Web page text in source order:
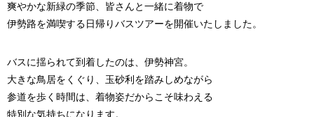
爽やかな新緑の季節、皆さんと一緒に着物で
伊勢路を満喫する日帰りバスツアーを開催いたしました。
バスに揺られて到着したのは、伊勢神宮。
大きな鳥居をくぐり、玉砂利を踏みしめながら
参道を歩く時間は、着物姿だからこそ味わえる
特別な気持ちになります。